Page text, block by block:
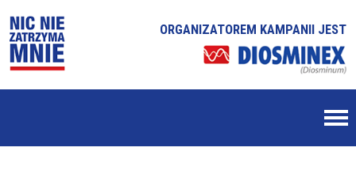
ORGANIZATOREM KAMPANII JEST